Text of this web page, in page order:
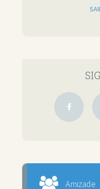
Amizade